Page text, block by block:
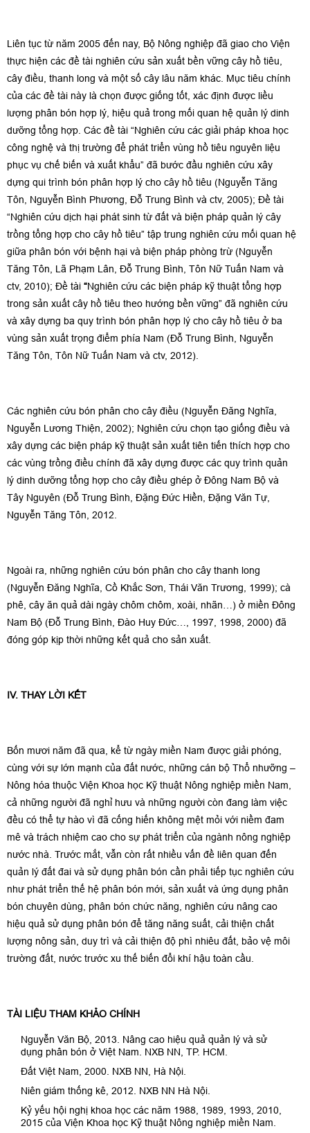
Liên tục từ năm 2005 đến nay, Bộ Nông nghiệp đã giao cho Viện
thực hiện các đề tài nghiên cứu sản xuất bền vững cây hồ tiêu,
cây điều, thanh long và một số cây lâu năm khác. Mục tiêu chính
của các đề tài này là chọn được giống tốt, xác định được liều
lượng phân bón hợp lý, hiệu quả trong mối quan hệ quản lý dinh
dưỡng tổng hợp. Các đề tài “Nghiên cứu các giải pháp khoa học
công nghệ và thị trường để phát triển vùng hồ tiêu nguyên liệu
phục vụ chế biến và xuất khẩu” đã bước đầu nghiên cứu xây
dựng qui trình bón phân hợp lý cho cây hồ tiêu (Nguyễn Tăng
Tôn, Nguyễn Bình Phương, Đỗ Trung Bình và ctv, 2005); Đề tài
“Nghiên cứu dịch hại phát sinh từ đất và biện pháp quản lý cây
trồng tổng hợp cho cây hồ tiêu” tập trung nghiên cứu mối quan hệ
giữa phân bón với bệnh hại và biện pháp phòng trừ (Nguyễn
Tăng Tôn, Lã Phạm Lân, Đỗ Trung Bình, Tôn Nữ Tuấn Nam và
ctv, 2010); Đề tài “Nghiên cứu các biện pháp kỹ thuật tổng hợp
trong sản xuất cây hồ tiêu theo hướng bền vững” đã nghiên cứu
và xây dựng ba quy trình bón phân hợp lý cho cây hồ tiêu ở ba
vùng sản xuất trọng điểm phía Nam (Đỗ Trung Bình, Nguyễn
Tăng Tôn, Tôn Nữ Tuấn Nam và ctv, 2012).
Các nghiên cứu bón phân cho cây điều (Nguyễn Đăng Nghĩa,
Nguyễn Lương Thiện, 2002); Nghiên cứu chọn tạo giống điều và
xây dựng các biện pháp kỹ thuật sản xuất tiên tiến thích hợp cho
các vùng trồng điều chính đã xây dựng được các quy trình quản
lý dinh dưỡng tổng hợp cho cây điều ghép ở Đông Nam Bộ và
Tây Nguyên (Đỗ Trung Bình, Đặng Đức Hiền, Đặng Văn Tự,
Nguyễn Tăng Tôn, 2012.
Ngoài ra, những nghiên cứu bón phân cho cây thanh long
(Nguyễn Đăng Nghĩa, Cồ Khắc Sơn, Thái Văn Trương, 1999); cà
phê, cây ăn quả dài ngày chôm chôm, xoài, nhãn…) ở miền Đông
Nam Bộ (Đỗ Trung Bình, Đào Huy Đức…, 1997, 1998, 2000) đã
đóng góp kịp thời những kết quả cho sản xuất.
IV. THAY LỜI KẾT
Bốn mươi năm đã qua, kể từ ngày miền Nam được giải phóng,
cùng với sự lớn mạnh của đất nước, những cán bộ Thổ nhưỡng –
Nông hóa thuộc Viện Khoa học Kỹ thuật Nông nghiệp miền Nam,
cả những người đã nghỉ hưu và những người còn đang làm việc
đều có thể tự hào vì đã cống hiến không mệt mỏi với niềm đam
mê và trách nhiệm cao cho sự phát triển của ngành nông nghiệp
nước nhà. Trước mắt, vẫn còn rất nhiều vấn đề liên quan đến
quản lý đất đai và sử dụng phân bón cần phải tiếp tục nghiên cứu
như phát triển thế hệ phân bón mới, sản xuất và ứng dụng phân
bón chuyên dùng, phân bón chức năng, nghiên cứu nâng cao
hiệu quả sử dụng phân bón để tăng năng suất, cải thiện chất
lượng nông sản, duy trì và cải thiện độ phì nhiêu đất, bảo vệ môi
trường đất, nước trước xu thế biến đổi khí hậu toàn cầu.
TÀI LIỆU THAM KHẢO CHÍNH
Nguyễn Văn Bộ, 2013. Nâng cao hiệu quả quản lý và sử
dụng phân bón ở Việt Nam. NXB NN, TP. HCM.
Đất Việt Nam, 2000. NXB NN, Hà Nội.
Niên giám thống kê, 2012. NXB NN Hà Nội.
Kỷ yếu hội nghị khoa học các năm 1988, 1989, 1993, 2010,
2015 của Viện Khoa học Kỹ thuật Nông nghiệp miền Nam.